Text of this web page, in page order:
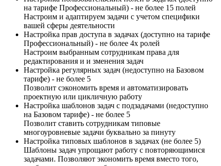
на тарифе Профессиональный) - не более 15 полей
Настроим и адаптируем задачи с учетом специфики
вашей сферы деятельности
Настройка прав доступа в задачах (доступно на тарифе
Профессиональный) - не более 4х ролей
Настроим выбранным сотрудникам права для
редактирования и и зменения задач
Настройка регулярных задач (недоступно на Базовом
тарифе) - не более 5
Позволит сэкономить время и автоматизировать
проектную или цикличную работу
Настройка шаблонов задач с подзадачами (недоступно
на Базовом тарифе) - не более 5
Позволит ставить сотрудникам типовые
многоуровневые задачи буквально за пинуту
Настройка типовых шаблонов в задачах (не более 5)
Шаблоны задач упрощают работу с повторяющимися
задачами. Позволяют экономить время вместо того,